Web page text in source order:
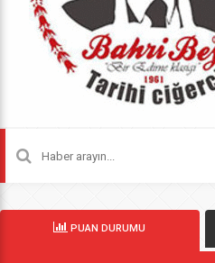
PUAN DURUMU